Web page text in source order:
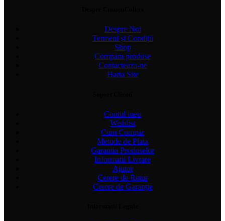
Despre Noi
Termeni și Condiții
Shop
Compara produse
Contacteaza-ne
Harta Site
Contul meu
Wishlist
Cum Cumpar
Metode de Plata
Garantia Produselor
Informatii Livrare
Ajutor
Cerere de Retur
Cerere de Garanție